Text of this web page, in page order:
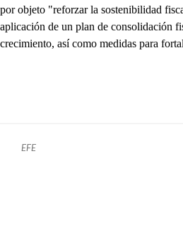
por objeto "reforzar la sostenibilidad
aplicación de un plan de consolidación
crecimiento, así como medidas para
EFE